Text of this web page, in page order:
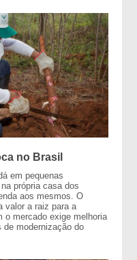
no Brasil
em pequenas
própria casa dos
aos mesmos. O
valor a raiz para a
o mercado exige melhoria
modernização do